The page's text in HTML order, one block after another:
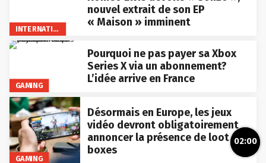
INTERNATIONAL
nouvel extrait de son EP
« Maison » imminent
GAMING
Pourquoi ne pas payer sa Xbox
Series X via un abonnement?
L’idée arrive en France
GAMING
Désormais en Europe, les jeux
vidéo devront obligatoirement
annoncer la présence de loot
boxes
02:00